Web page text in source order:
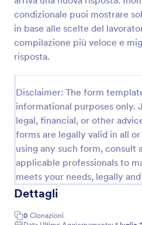
condizionale puoi mostrare
in base alle scelte del
compilazione più veloce e
risposta.
Disclaimer: The form
informational purposes only.
legal, financial, or other
forms are legally valid in all
using any such form,
applicable professionals to
meets your needs, legally
Dettagli
0 Clonazioni
con il Modulo di
ideale per studi di
vogliono velocizzare la
risposta con Jotform.
Go to Category:
Moduli Fiscali
Usa